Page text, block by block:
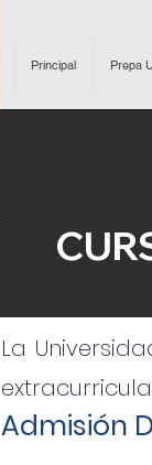
Principal Prepa
La
Admisión